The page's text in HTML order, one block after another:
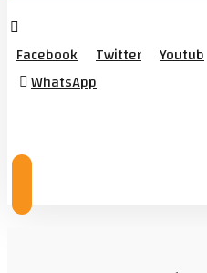
Facebook Twitter Youtub
WhatsApp